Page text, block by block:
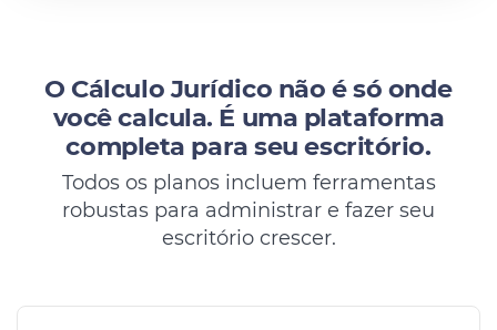
O Cálculo Jurídico não é só onde
você calcula. É uma plataforma
completa para seu escritório.
Todos os planos incluem ferramentas
robustas para administrar e fazer seu
escritório crescer.